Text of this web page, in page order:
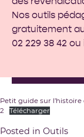
Nos outils
gratuitement
02 229 38 42 ou
Petit guide sur
2
Télécharger
Posted in Outils